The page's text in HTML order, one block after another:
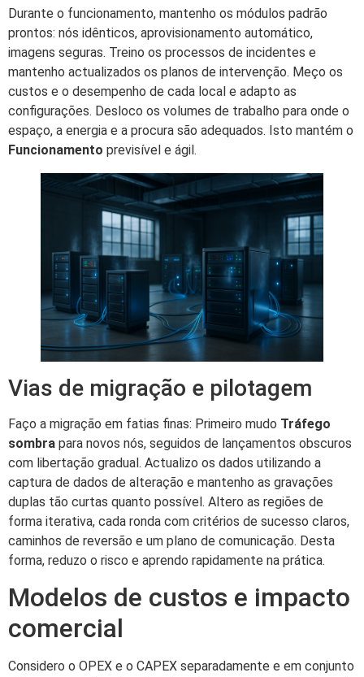
Durante o funcionamento, mantenho os módulos padrão
prontos: nós idênticos, aprovisionamento automático,
imagens seguras. Treino os processos de incidentes e
mantenho actualizados os planos de intervenção. Meço os
custos e o desempenho de cada local e adapto as
configurações. Desloco os volumes de trabalho para onde o
espaço, a energia e a procura são adequados. Isto mantém o
Funcionamento previsível e ágil.
Vias de migração e pilotagem
Faço a migração em fatias finas: Primeiro mudo Tráfego
sombra para novos nós, seguidos de lançamentos obscuros
com libertação gradual. Actualizo os dados utilizando a
captura de dados de alteração e mantenho as gravações
duplas tão curtas quanto possível. Altero as regiões de
forma iterativa, cada ronda com critérios de sucesso claros,
caminhos de reversão e um plano de comunicação. Desta
forma, reduzo o risco e aprendo rapidamente na prática.
Modelos de custos e impacto
comercial
Considero o OPEX e o CAPEX separadamente e em conjunto